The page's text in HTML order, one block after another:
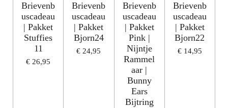
Brievenb
uscadeau
| Pakket
Stuffies
11
€ 26,95
Brievenb
uscadeau
| Pakket
Bjorn24
€ 24,95
Brievenb
uscadeau
| Pakket
Pink |
Nijntje
Rammel
aar |
Bunny
Ears
Bijtring
Brievenb
uscadeau
| Pakket
Bjorn22
€ 14,95